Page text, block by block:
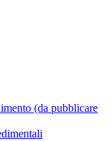
(da pubblicare